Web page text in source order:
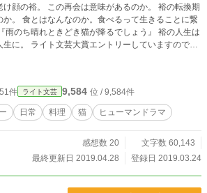
け顔の裕。 この再会は意味があるのか。 裕の転換期
って生きることに繋
トリーしていますので、
てくれたら投票お願いします。 (=^・^=)
件 ライト文芸 9,584 位 / 9,584件
日常 料理 猫 ヒューマンドラマ
感想数 20
文字数 60,143
最終更新日 2019.04.28
登録日 2019.03.24